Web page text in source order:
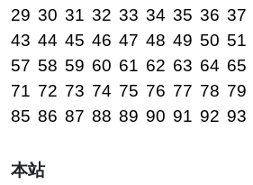
29 30 31 32 33 34 35 36 37
43 44 45 46 47 48 49 50 51
57 58 59 60 61 62 63 64 65
71 72 73 74 75 76 77 78 79
85 86 87 88 89 90 91 92 93
本站